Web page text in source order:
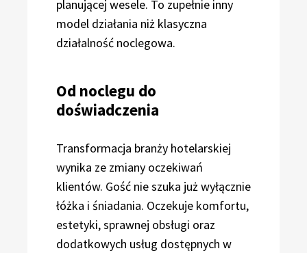
planującej wesele. To zupełnie inny
model działania niż klasyczna
działalność noclegowa.
Od noclegu do
doświadczenia
Transformacja branży hotelarskiej
wynika ze zmiany oczekiwań
klientów. Gość nie szuka już wyłącznie
łóżka i śniadania. Oczekuje komfortu,
estetyki, sprawnej obsługi oraz
dodatkowych usług dostępnych w